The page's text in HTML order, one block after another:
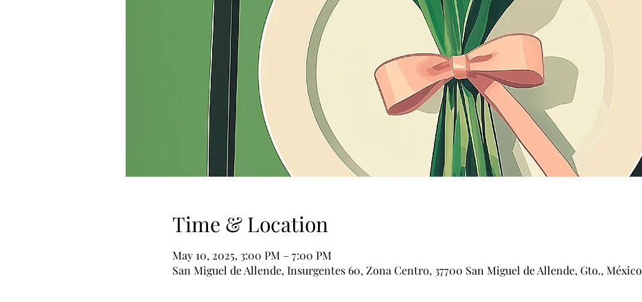
Time & Location
May 10, 2025, 3:00 PM – 7:00 PM
San Miguel de Allende, Insurgentes 60, Zona Centro, 37700 San Miguel de Allende, Gto., México